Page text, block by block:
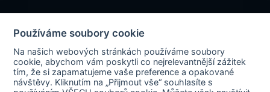
© 2017-2026 Pneucentrum N&N.
Webové stránky realizovalMatosoft.
Používáme soubory cookie
Na našich webových stránkách používáme soubory
cookie, abychom vám poskytli co nejrelevantnější zážitek
tím, že si zapamatujeme vaše preference a opakované
návštěvy. Kliknutím na „Přijmout vše“ souhlasíte s